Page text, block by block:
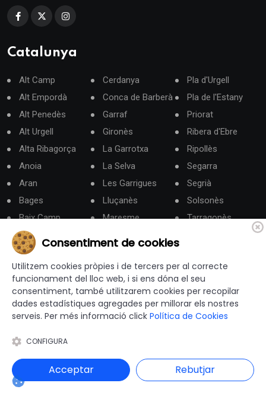
Catalunya
Alt Camp
Alt Empordà
Alt Penedès
Alt Urgell
Alta Ribagorça
Anoia
Aran
Bages
Baix Camp
Baix Ebre
Baix Empordà
Baix Llobregat
Baix Penedès
Barcelonès
Berguedà
Cerdanya
Conca de Barberà
Garraf
Gironès
La Garrotxa
La Selva
Les Garrigues
Lluçanès
Maresme
Noguera
Osona
Pallars Jussà
Pallars Sobirà
Pla d'Urgell
Pla de l'Estany
Priorat
Ribera d'Ebre
Ripollès
Segarra
Segrià
Solsonès
Tarragonès
Vallès Occidental
Vallès Oriental
Categories
Administració Electrònica
Consentiment de cookies
Utilitzem cookies pròpies i de tercers per al correcte
funcionament del lloc web, i si ens dóna el seu
consentiment, també utilitzarem cookies per recopilar
dades estadístiques agregades per millorar els nostres
serveis. Per més informació click Política de Cookies
CONFIGURA
Acceptar Rebutjar